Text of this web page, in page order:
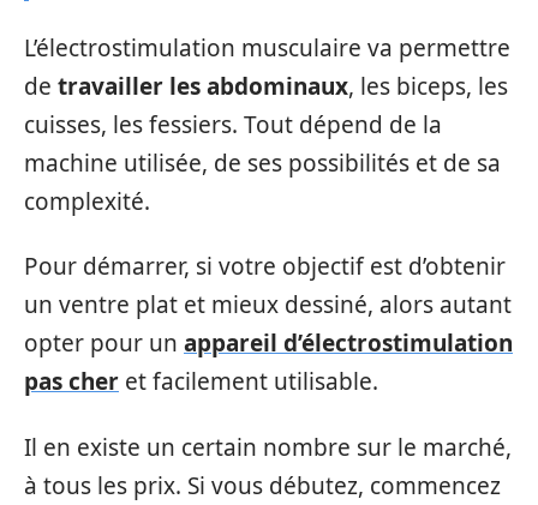
L’électrostimulation musculaire va permettre
de travailler les abdominaux, les biceps, les
cuisses, les fessiers. Tout dépend de la
machine utilisée, de ses possibilités et de sa
complexité.
Pour démarrer, si votre objectif est d’obtenir
un ventre plat et mieux dessiné, alors autant
opter pour un appareil d’électrostimulation
pas cher et facilement utilisable.
Il en existe un certain nombre sur le marché,
à tous les prix. Si vous débutez, commencez